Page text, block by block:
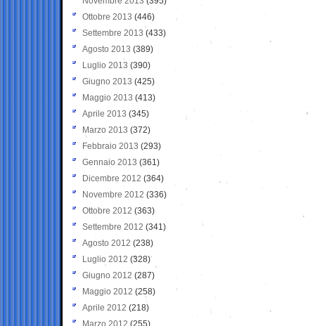
Ottobre 2013 (446)
Settembre 2013 (433)
Agosto 2013 (389)
Luglio 2013 (390)
Giugno 2013 (425)
Maggio 2013 (413)
Aprile 2013 (345)
Marzo 2013 (372)
Febbraio 2013 (293)
Gennaio 2013 (361)
Dicembre 2012 (364)
Novembre 2012 (336)
Ottobre 2012 (363)
Settembre 2012 (341)
Agosto 2012 (238)
Luglio 2012 (328)
Giugno 2012 (287)
Maggio 2012 (258)
Aprile 2012 (218)
Marzo 2012 (255)